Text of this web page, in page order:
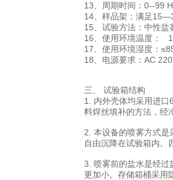
13、周期时间：0--99
14、样品架：满足
15、试验方法：中性
16、使用环境温度：
17、使用环境湿度：
18、电源要求：AC
三、 试验箱结构
1. 内外壳体均采用进
料焊丝填补的方法，经
2. 本设备的喷雾方式
自由沉降在试验箱内。
3. 喷雾前的盐水是经过
更加小。存储箱桶采用